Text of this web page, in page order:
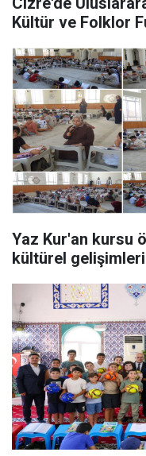
Kültür ve Folklor
Yaz Kur'an kursu
kültürel